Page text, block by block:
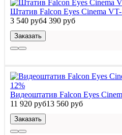
Штатив Falcon Eyes Cinema
3 540 руб4 390 руб
Заказать
12%
Видеоштатив Falcon Eyes
11 920 руб13 560 руб
Заказать